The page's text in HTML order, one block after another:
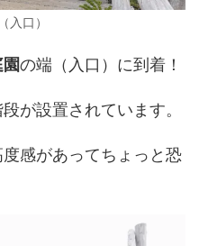
入口）
の端（入口）に到着！
が設置されています。
感があってちょっと恐